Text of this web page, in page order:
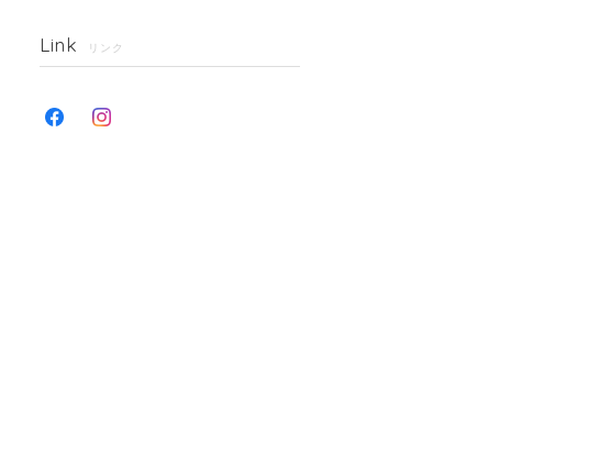
Link リンク